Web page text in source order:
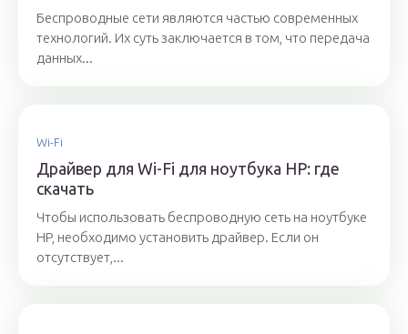
Беспроводные сети являются частью современных
технологий. Их суть заключается в том, что передача
данных...
Wi-Fi
Драйвер для Wi-Fi для ноутбука HP: где
скачать
Чтобы использовать беспроводную сеть на ноутбуке
HP, необходимо установить драйвер. Если он
отсутствует,...